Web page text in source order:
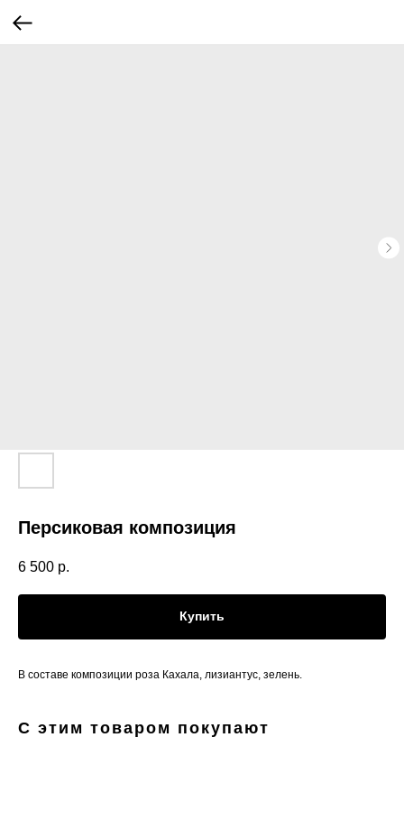
Персиковая композиция
6 500 р.
Купить
В составе композиции роза Кахала, лизиантус, зелень.
С этим товаром покупают